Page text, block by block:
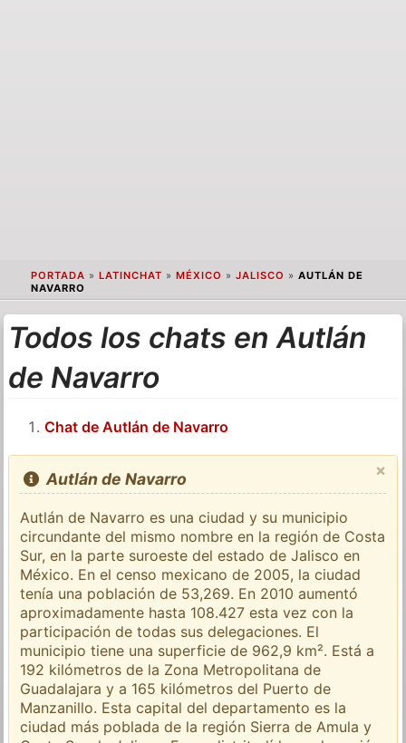
PORTADA » LATINCHAT » MÉXICO » JALISCO » AUTLÁN DE
NAVARRO
Todos los chats en Autlán
de Navarro
Chat de Autlán de Navarro
×
Autlán de Navarro
Autlán de Navarro es una ciudad y su municipio
circundante del mismo nombre en la región de Costa
Sur, en la parte suroeste del estado de Jalisco en
México. En el censo mexicano de 2005, la ciudad
tenía una población de 53,269. En 2010 aumentó
aproximadamente hasta 108.427 esta vez con la
participación de todas sus delegaciones. El
municipio tiene una superficie de 962,9 km². Está a
192 kilómetros de la Zona Metropolitana de
Guadalajara y a 165 kilómetros del Puerto de
Manzanillo. Esta capital del departamento es la
ciudad más poblada de la región Sierra de Amula y